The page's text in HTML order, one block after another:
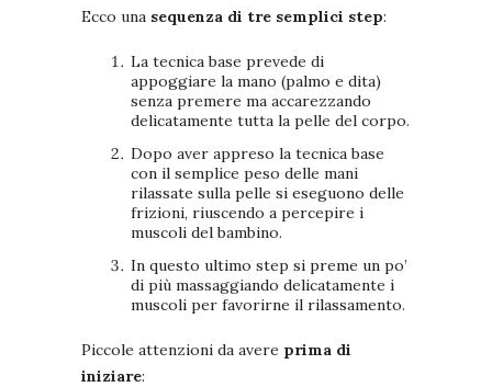
Ecco una sequenza di tre semplici step:
La tecnica base prevede di
appoggiare la mano (palmo e dita)
senza premere ma accarezzando
delicatamente tutta la pelle del corpo.
Dopo aver appreso la tecnica base
con il semplice peso delle mani
rilassate sulla pelle si eseguono delle
frizioni, riuscendo a percepire i
muscoli del bambino.
In questo ultimo step si preme un po’
di più massaggiando delicatamente i
muscoli per favorirne il rilassamento.
Piccole attenzioni da avere prima di
iniziare: